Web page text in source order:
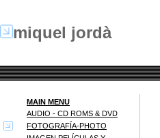
miquel jordà
MAIN MENU
AUDIO - CD ROMS & DVD
FOTOGRAFÍA-PHOTO